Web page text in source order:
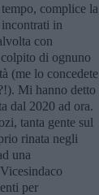
complice la
in
con
di ognuno
(me lo concedete
Mi hanno detto
dal 2020 ad ora.
tanta gente sul
rinata negli
una
per